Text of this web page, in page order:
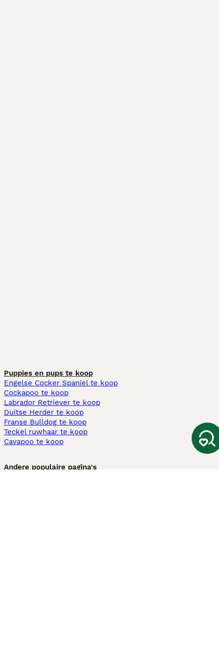
Puppies en pups te koop
Engelse Cocker Spaniel te koop
Cockapoo te koop
Labrador Retriever te koop
Duitse Herder te koop
Franse Bulldog te koop
Teckel ruwhaar te koop
Cavapoo te koop
Andere populaire pagina's